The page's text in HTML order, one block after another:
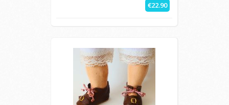
€22.90